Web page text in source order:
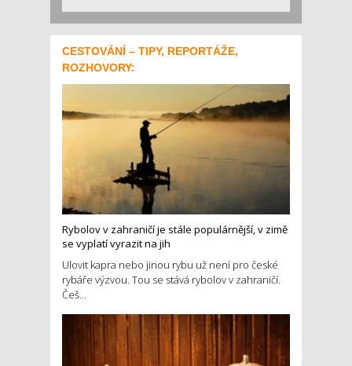
CESTOVÁNÍ – TIPY, REPORTÁŽE,
ROZHOVORY:
Rybolov v zahraničí je stále populárnější, v zimě
se vyplatí vyrazit na jih
Ulovit kapra nebo jinou rybu už není pro české
rybáře výzvou. Tou se stává rybolov v zahraničí.
Češ...